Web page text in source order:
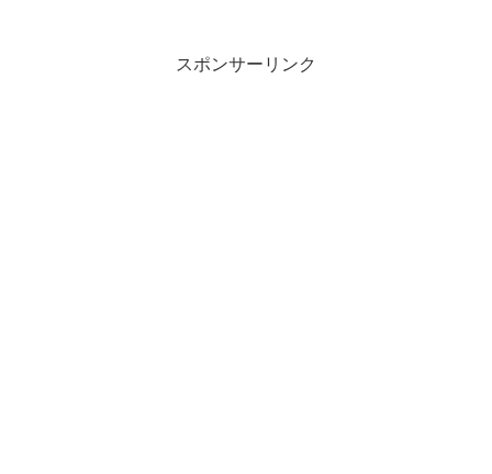
スポンサーリンク